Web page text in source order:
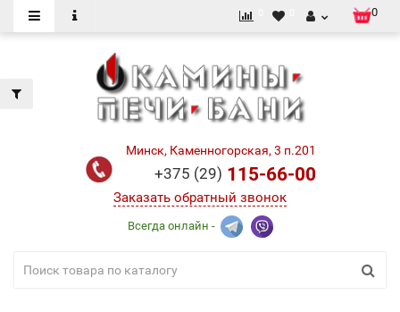
0
Минск, Каменногорская, 3 п.201
+375 (29) 115-66-00
Заказать обратный звонок
Всегда онлайн -